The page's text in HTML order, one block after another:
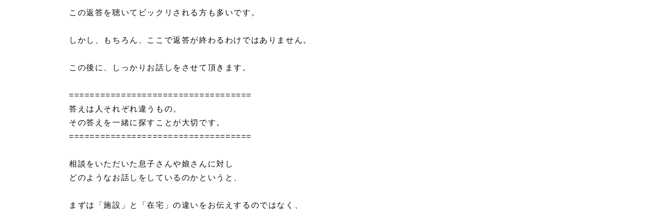
この返答を聴いてビックリされる方も多いです。
しかし、もちろん、ここで返答が終わるわけではありません。
この後に、しっかりお話しをさせて頂きます。
===================================
答えは人それぞれ違うもの。
その答えを一緒に探すことが大切です。
===================================
相談をいただいた息子さんや娘さんに対し
どのようなお話しをしているのかというと、
まずは「施設」と「在宅」の違いをお伝えするのではなく、